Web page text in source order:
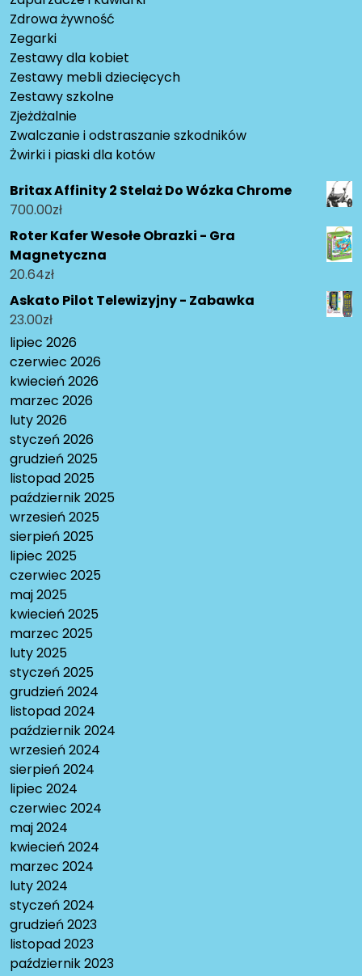
Zdrowa żywność
Zegarki
Zestawy dla kobiet
Zestawy mebli dziecięcych
Zestawy szkolne
Zjeżdżalnie
Zwalczanie i odstraszanie szkodników
Żwirki i piaski dla kotów
Britax Affinity 2 Stelaż Do Wózka Chrome
700.00zł
Roter Kafer Wesołe Obrazki - Gra
Magnetyczna
20.64zł
Askato Pilot Telewizyjny - Zabawka
23.00zł
lipiec 2026
czerwiec 2026
kwiecień 2026
marzec 2026
luty 2026
styczeń 2026
grudzień 2025
listopad 2025
październik 2025
wrzesień 2025
sierpień 2025
lipiec 2025
czerwiec 2025
maj 2025
kwiecień 2025
marzec 2025
luty 2025
styczeń 2025
grudzień 2024
listopad 2024
październik 2024
wrzesień 2024
sierpień 2024
lipiec 2024
czerwiec 2024
maj 2024
kwiecień 2024
marzec 2024
luty 2024
styczeń 2024
grudzień 2023
listopad 2023
październik 2023